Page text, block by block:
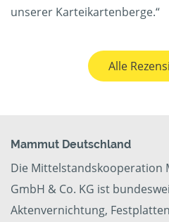
unserer Karteikartenberge.“
Alle
Mammut Deutschland
Die Mittelstandskooperation
GmbH & Co. KG ist
Aktenvernichtung,